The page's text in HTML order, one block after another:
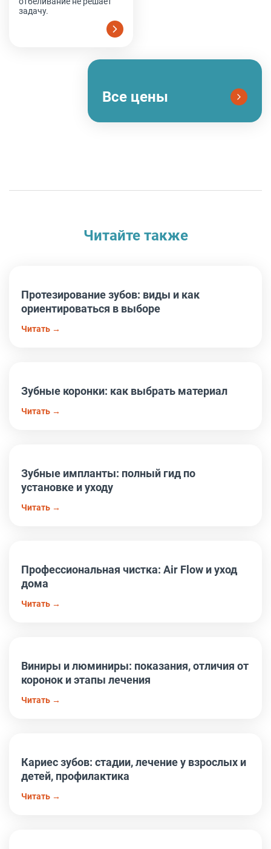
задачу.
Все цены
Читайте также
Протезирование зубов: виды и как
ориентироваться в выборе
Читать →
Зубные коронки: как выбрать материал
Читать →
Зубные импланты: полный гид по
установке и уходу
Читать →
Профессиональная чистка: Air Flow и уход
дома
Читать →
Виниры и люминиры: показания, отличия от
коронок и этапы лечения
Читать →
Кариес зубов: стадии, лечение у взрослых и
детей, профилактика
Читать →